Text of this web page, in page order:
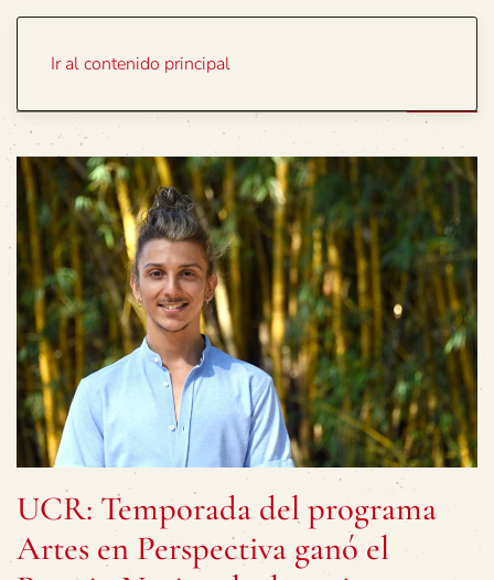
Ir al contenido principal
UCR: Temporada del programa
Artes en Perspectiva ganó el